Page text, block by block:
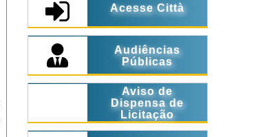
Acesse Città
Audiências
Públicas
Aviso de
Dispensa de
Licitação